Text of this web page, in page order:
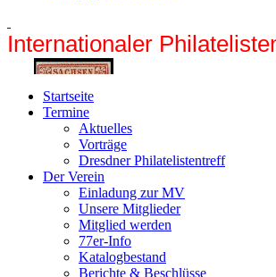
Internationaler
Startseite
Termine
Aktuelles
Vorträge
Dresdner Philatelistentreff
Der Verein
Einladung zur MV
Unsere Mitglieder
Mitglied werden
77er-Info
Katalogbestand
Berichte & Beschlüsse